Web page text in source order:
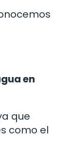
en
que
como el